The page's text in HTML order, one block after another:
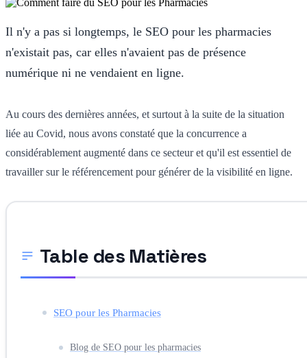
Il n'y a pas si longtemps, le SEO pour les pharmacies
n'existait pas, car elles n'avaient pas de présence
numérique ni ne vendaient en ligne.
Au cours des dernières années, et surtout à la suite de la situation
liée au Covid, nous avons constaté que la concurrence a
considérablement augmenté dans ce secteur et qu'il est essentiel de
travailler sur le référencement pour générer de la visibilité en ligne.
Table des Matières
SEO pour les Pharmacies
Blog de SEO pour les pharmacies